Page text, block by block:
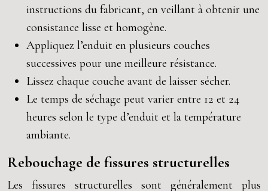
instructions du fabricant, en veillant à obtenir une
consistance lisse et homogène.
Appliquez l’enduit en plusieurs couches
successives pour une meilleure résistance.
Lissez chaque couche avant de laisser sécher.
Le temps de séchage peut varier entre 12 et 24
heures selon le type d’enduit et la température
ambiante.
Rebouchage de fissures structurelles
Les fissures structurelles sont généralement plus